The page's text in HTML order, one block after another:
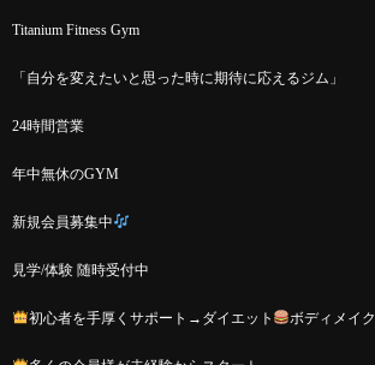
Titanium Fitness Gym
「自分を変えたいと思った時に期待に応えるジム」
24時間営業
年中無休のGYM
新規会員募集中
見学/体験 随時受付中
初心者を手厚くサポート→ダイエット ボディメイク